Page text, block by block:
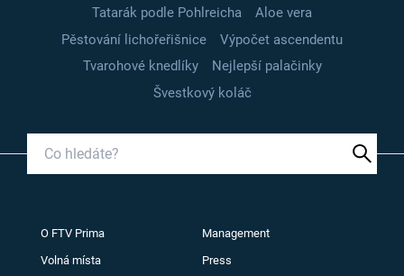
Tatarák podle Pohlreicha
Aloe vera
Pěstování lichořeřišnice
Výpočet ascendentu
Tvarohové knedlíky
Nejlepší palačinky
Švestkový koláč
O FTV Prima Management
Volná místa Press